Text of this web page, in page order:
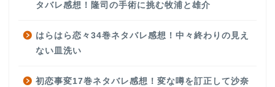
タバレ感想！隆司の手術に挑む牧浦と雄介
はらはら恋々34巻ネタバレ感想！中々終わりの見え
ない皿洗い
初恋事変17巻ネタバレ感想！変な噂を訂正して沙奈